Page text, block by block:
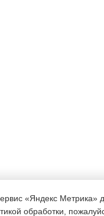
«Яндекс Метрика»
обработки,